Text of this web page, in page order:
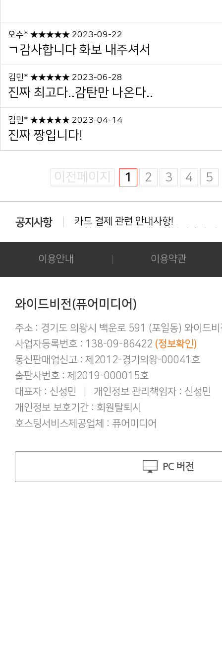
오수* ★★★★★ 2023-09-22
ㄱ감사합니다 화보 내주셔서
김민* ★★★★★ 2023-06-28
진짜 최고다..감탄만 나온다..
김민* ★★★★★ 2023-04-14
진짜 짱입니다!
이전페이지 1 2 3 4 5
동일상품 중복 구매는 환불대상이 아
카드결제 결제 중 '세션만료' 문구 노
후기 작성시 화보의 사진을 공개하시
아이폰/아이패드 등 애플기기 화보집
결제후 다운로드 가능기간은 3일간
간편하게 결제하기!
구매 후 후기작성 방법!
이용안내 이용약관
와이드비전(퓨어미디어)
주소 : 경기도 의왕시 백운로 591 (포일동) 와이드비
사업자등록번호 : 138-09-86422 (정보확인)
통신판매업신고 : 제2012-경기의왕-00041호
출판사번호 : 제2019-000015호
대표자 : 신성민
개인정보 관리책임자 : 신성민
개인정보 보호기간 : 회원탈퇴시
호스팅서비스제공업체 : 퓨어미디어